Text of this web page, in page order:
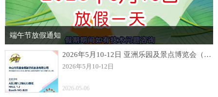
端午节放假通知
2026年5月10-12日 亚洲乐园及景点博览会（AAA）展
2026年5月10-12日
2026-05-06